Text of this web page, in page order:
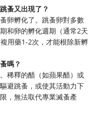
蚤又出現了？
卵孵化了。跳蚤卵對多數
和卵的孵化週期（通常2天
用藥1-2次，才能根除新孵
嗎？
稀釋的醋（如蘋果醋）或
避跳蚤，或使其活動力下
，無法取代專業滅蚤產